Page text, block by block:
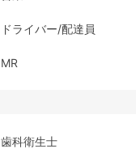
ドライバー/配達員
MR
歯科衛生士